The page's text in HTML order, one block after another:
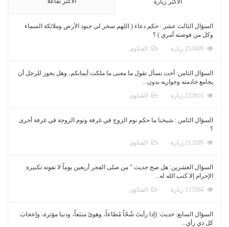
السؤال الثالث عشر : حكم دعاء ( اللهم سخر لي جنود الأرض وملائكة السماء
وكل من فوضته أمري ) ؟
الفتاوى
السؤال الثامن: أخت تسأل تقول ما معنى ما ملكت أيمانكم، وهل يجوز للرجل أن
يجامع خادمته وجواريه بدون...
الفتاوى
السؤال الثامن : شيخنا ما حكم نوم الزوج في غرفة ونوم الزوجة في غرفة أخرى
؟
الفتاوى
السؤال العشرين: هل صح حديث " من صلى الفجر أربعين يوماً لا تفوته تكبيرة
الإحرام إلا كتب الله له...
الفتاوى
السؤال السابع: حديث: (إذا رأيتَ شُحّاً مُطاعاً، وهوىً متبَعاً، ودنيا مؤثرة، وإعجابَ
كل ذي رأي...